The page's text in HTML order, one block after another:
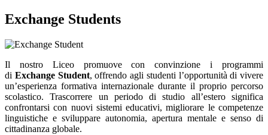
Exchange Students
Il nostro Liceo promuove con convinzione i programmi
di Exchange Student, offrendo agli studenti l’opportunità di vivere
un’esperienza formativa internazionale durante il proprio percorso
scolastico. Trascorrere un periodo di studio all’estero significa
confrontarsi con nuovi sistemi educativi, migliorare le competenze
linguistiche e sviluppare autonomia, apertura mentale e senso di
cittadinanza globale.